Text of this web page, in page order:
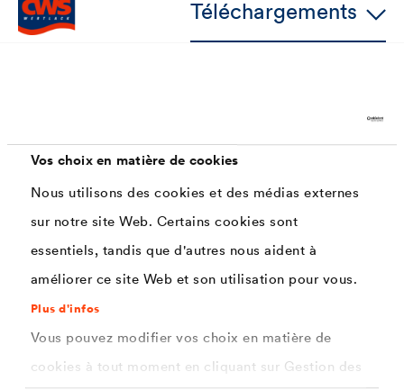
Vos choix en matière de cookies
Nous utilisons des cookies et des médias externes
sur notre site Web. Certains cookies sont
essentiels, tandis que d'autres nous aident à
améliorer ce site Web et son utilisation pour vous.
Plus d'infos
Vous pouvez modifier vos choix en matière de
cookies à tout moment en cliquant sur Gestion des
Téléchargements
Epaisseur de couche max. jusque 300µm.
Très bon accrochage,
séchage rapide,
gain de temps (jusque 60 %),
bon étalement,
résistant aux produits de nettoyage usuels,